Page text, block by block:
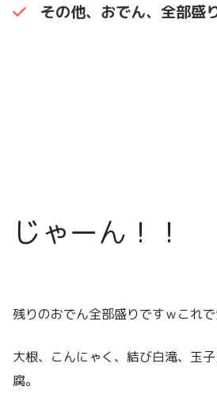
その他、おでん、全部盛
じゃーん！！
残りのおでん全部盛りですｗこれで
大根、こんにゃく、結び白滝、玉
腐。